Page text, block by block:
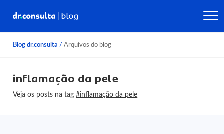
Blog dr.consulta / Arquivos do blog
inflamação da pele
Veja os posts na tag#inflamação da pele